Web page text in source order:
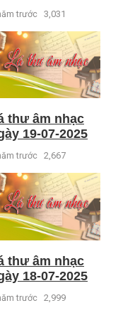
trước 3,031
thư âm nhạc
19-07-2025
trước 2,667
thư âm nhạc
18-07-2025
trước 2,999